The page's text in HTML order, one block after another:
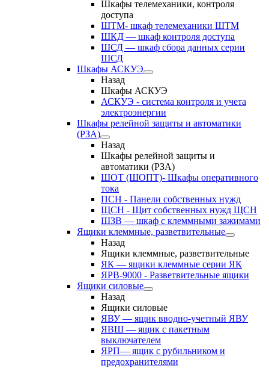
Шкафы телемеханики, контроля
доступа
ШТМ- шкаф телемеханики ШТМ
ШКД — шкаф контроля доступа
ШСД — шкаф сбора данных серии
ШСД
Шкафы АСКУЭ
Назад
Шкафы АСКУЭ
АСКУЭ - система контроля и учета
электроэнергии
Шкафы релейной защиты и автоматики
(РЗА)
Назад
Шкафы релейной защиты и
автоматики (РЗА)
ШОТ (ШОПТ)- Шкафы оперативного
тока
ПСН - Панели собственных нужд
ЩСН - Щит собственных нужд ЩСН
ШЗВ — шкаф с клеммными зажимами
Ящики клеммные, разветвительные
Назад
Ящики клеммные, разветвительные
ЯК — ящики клеммные серии ЯК
ЯРВ-9000 - Разветвительные ящики
Ящики силовые
Назад
Ящики силовые
ЯВУ — ящик вводно-учетный ЯВУ
ЯВШ — ящик с пакетным
выключателем
ЯРП— ящик с рубильником и
предохранителями